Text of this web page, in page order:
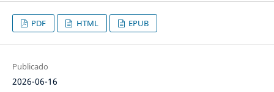
PDF HTML EPUB
Publicado
2026-06-16